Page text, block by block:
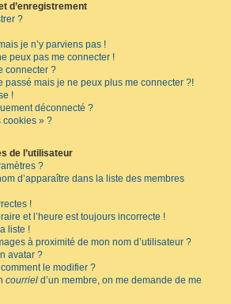
d’enregistrement
?
je n’y parviens pas !
peux pas me connecter !
connecter ?
passé mais je ne peux plus me connecter ?!
!
déconnecté ?
cookies » ?
de l’utilisateur
?
d’apparaître dans la liste des membres
!
et l’heure est toujours incorrecte !
liste !
à proximité de mon nom d’utilisateur ?
avatar ?
le modifier ?
courriel d’un membre, on me demande de me